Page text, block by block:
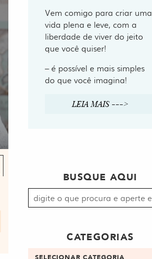
Vem comigo para criar uma
vida plena e leve, com a
liberdade de viver do jeito
que você quiser!
– é possível e mais simples
do que você imagina!
LEIA MAIS --->
BUSQUE AQUI
Procurar
por:
CATEGORIAS
Categorias